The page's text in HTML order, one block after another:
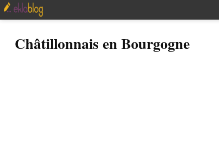
Châtillonnais en Bourgogne